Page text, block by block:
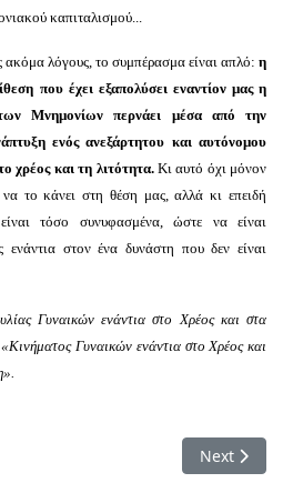
καπιταλισμού...
ακόμα λόγους, το συμπέρασμα είναι απλό: η
που έχει εξαπολύσει εναντίον μας η
Μνημονίων περνάει μέσα από την
ενός ανεξάρτητου και αυτόνομου
χρέος και τη λιτότητα.Κι αυτό όχι μόνον
να το κάνει στη θέση μας, αλλά κι επειδή
τόσο συνυφασμένα, ώστε να είναι
στον ένα δυνάστη που δεν είναι
Γυναικών ενάντια στο Χρέος και στα
Γυναικών ενάντια στο Χρέος και
κωμικοτραγικές μέρες που
Next
Next